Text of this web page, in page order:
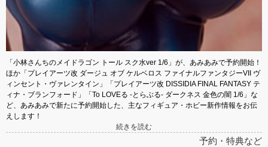
「小林さんちのメイドラゴン トール スク水ver 1/6」が、あみあみで予約開始！
ほか「プレイアーツ改 ダージュ オブ ケルベロス ファイナルファンタジーVII ヴ
ィンセント・ヴァレンタイン」「プレイアーツ改 DISSIDIA FINAL FANTASY テ
ィナ・ブランフォード」「To LOVEる -とらぶる- ダークネス 金色の闇 1/6」な
ど、あみあみで新たに予約開始した、主なフィギュア・ホビー新作情報をお伝
えします！
続きを読む
予約・特典など